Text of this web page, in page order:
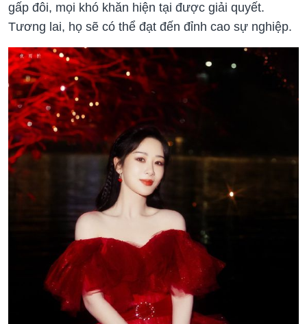
gấp đôi, mọi khó khăn hiện tại được giải quyết.
Tương lai, họ sẽ có thể đạt đến đỉnh cao sự nghiệp.